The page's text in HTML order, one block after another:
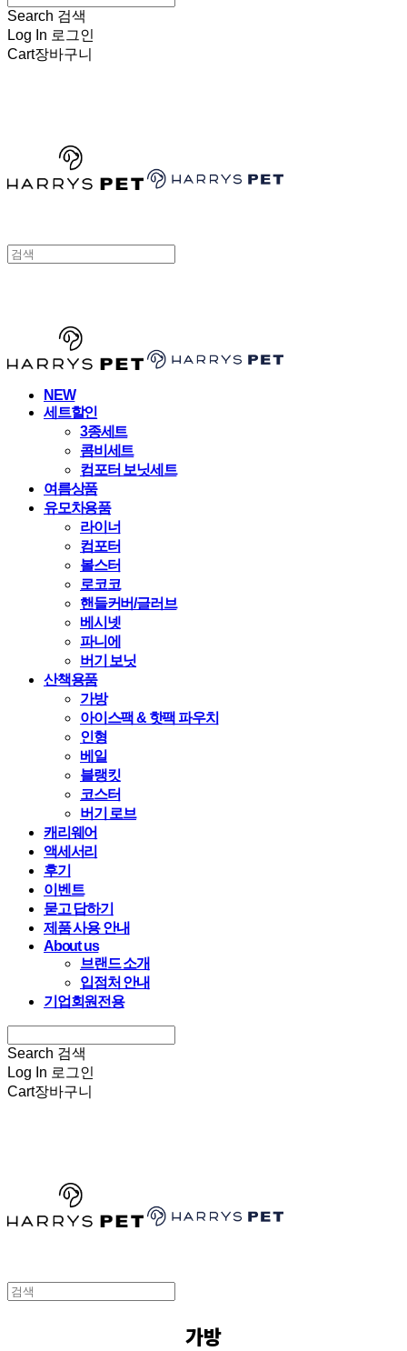
Search 검색
Log In 로그인
Cart장바구니
NEW
세트할인
3종세트
콤비세트
컴포터 보닛세트
여름상품
유모차용품
라이너
컴포터
볼스터
로코코
핸들커버/글러브
베시넷
파니에
버기 보닛
산책용품
가방
아이스팩 & 핫팩 파우치
인형
베일
블랭킷
코스터
버기 로브
캐리웨어
액세서리
후기
이벤트
묻고 답하기
제품 사용 안내
About us
브랜드 소개
입점처 안내
기업회원전용
Search 검색
Log In 로그인
Cart장바구니
가방